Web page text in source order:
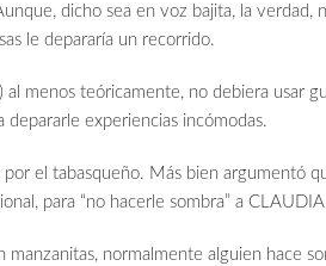
dicho sea en voz bajita, la verdad,
le depararía un recorrido.
menos teóricamente, no debiera usar
experiencias incómodas.
el tabasqueño. Más bien argumentó
para “no hacerle sombra” a
manzanitas, normalmente alguien hace